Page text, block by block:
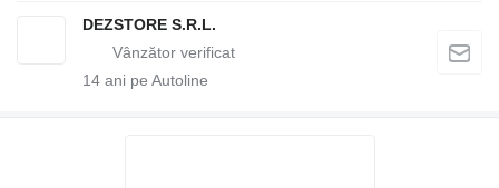
DEZSTORE S.R.L.
14 ani pe Autoline